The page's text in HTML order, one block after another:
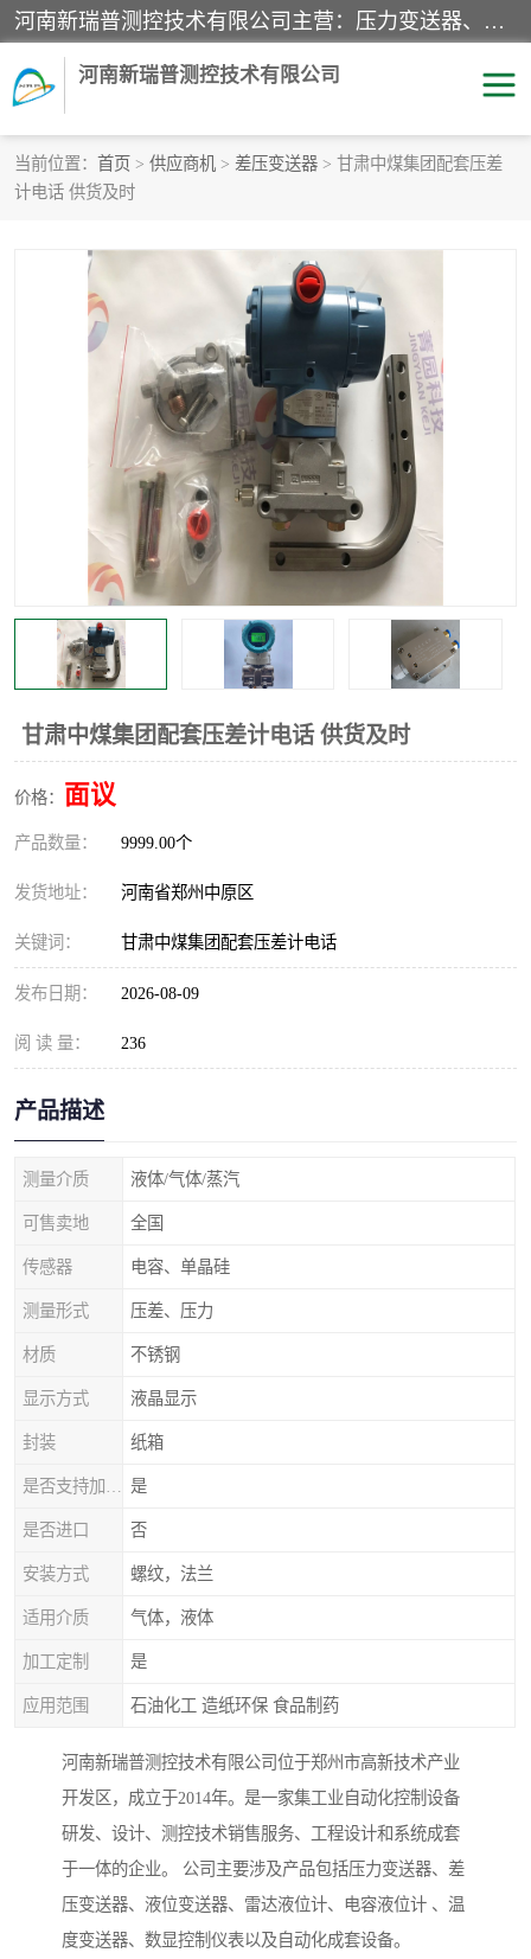
河南新瑞普测控技术有限公司主营：压力变送器、液位变送器、差压变送器、雷达料位计、电容物位计、温度显示控制仪表、电量变送器、流量计、工业自动化系统成套设备。
河南新瑞普测控技术有限公司
当前位置： 首页 > 供应商机 > 差压变送器 > 甘肃中煤集团配套压差
计电话 供货及时
甘肃中煤集团配套压差计电话 供货及时
价格： 面议
产品数量： 9999.00个
发货地址： 河南省郑州中原区
关键词： 甘肃中煤集团配套压差计电话
发布日期： 2026-08-09
阅 读 量： 236
产品描述
测量介质 液体/气体/蒸汽
可售卖地 全国
传感器 电容、单晶硅
测量形式 压差、压力
材质 不锈钢
显示方式 液晶显示
封装 纸箱
是
是否进口 否
安装方式 螺纹，法兰
适用介质 气体，液体
加工定制 是
应用范围 石油化工 造纸环保 食品制药
河南新瑞普测控技术有限公司位于郑州市高新技术产业
开发区，成立于2014年。是一家集工业自动化控制设备
研发、设计、测控技术销售服务、工程设计和系统成套
于一体的企业。 公司主要涉及产品包括压力变送器、差
压变送器、液位变送器、雷达液位计、电容液位计 、温
度变送器、数显控制仪表以及自动化成套设备。
霍尼韦尔压力变送器
1151/3351产品分类 精巧型压力变送器
液位变送器 雷达料位计
标准型工业压力变送器 罐旁显示仪
差压变送器 温度传感器变送器
电容物位计
温度显示控制仪表 电量变送器
流量计 工业自动化系统成套设备